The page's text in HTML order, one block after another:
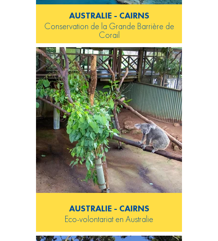
AUSTRALIE - CAIRNS
Conservation de la Grande Barrière de
Corail
AUSTRALIE - CAIRNS
Eco-volontariat en Australie